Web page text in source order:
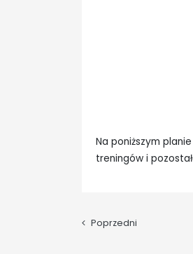
Na poniższym
treningów i
Poprzedni